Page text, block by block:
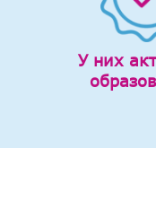
У них